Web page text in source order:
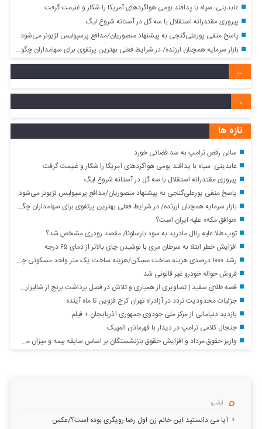
عابدینی: سپاه با پدافند بومی هواگردهای آمریکا را شکار و غنیمت گرفت
پیروزی مقتدرانه استقلال با سه گل در آستانه شروع لیگ
پاسخ منفی پورعلی‌گنجی به پیشنهاد منصوریان/مدافع پرسپولیس لژیونر می‌شود
بازار سرمایه همچنان ارزنده/ در شرایط فعلی بهترین پرتفوی برای سهامداران چگونه خواهد بود؟
..
.
تازه ها
سالن رقص ترامپ به سد قضائی خورد
عابدینی: سپاه با پدافند بومی هواگردهای آمریکا را شکار و غنیمت گرفت
پیروزی مقتدرانه استقلال با سه گل در آستانه شروع لیگ
پاسخ منفی پورعلی‌گنجی به پیشنهاد منصوریان/مدافع پرسپولیس لژیونر می‌شود
بازار سرمایه همچنان ارزنده/ در شرایط فعلی بهترین پرتفوی برای سهامداران چگونه خواهد بود؟
«توافق مکه» علیه ایران است؟
توپ طلا علیه رئال مادرید به سود بارسلونا/ مقصد رودری مشخص شد؟
افزایش خطر ابتلا به سرطان مری با نوشیدن چای بالاتر از دمای ۶۵ درجه
رشد ۱۰۰۰ درصدی هزینه ساخت مسکن/هزینه ساخت یک متر واحد مسکونی چقدر است؟+ جدول
فروش حواله خودرو غیر قانونی شد
قصه طلای سفید | تصاویری از همیاری و تلاش در فصل برداشت برنج از شالیزارهای شمال کشور
جزئیات محدودیت تردد در آزادراه تهران کرج قزوین تا ماه آینده
بازدید دنیامالی از مرکز ملی جودوی جمهوری آذربایجان + فیلم
جنجال کلامی ترامپ در دیدار با قهرمانان المپیک
واریز حقوق مرداد و افزایش حقوق بازنشستگان بر اساس سابقه بیمه و میزان مستمری + جزئیات
آرشیو
آیا می دانستید این خانم زن اول رضا رویگری بوده است؟/عکس